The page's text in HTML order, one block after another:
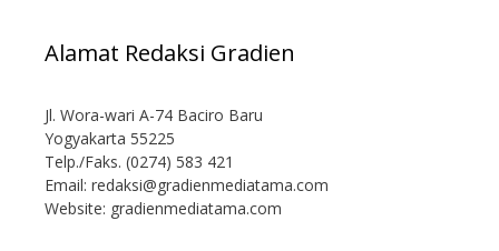
Alamat Redaksi Gradien
Jl. Wora-wari A-74 Baciro Baru
Yogyakarta 55225
Telp./Faks. (0274) 583 421
Email: redaksi@gradienmediatama.com
Website: gradienmediatama.com